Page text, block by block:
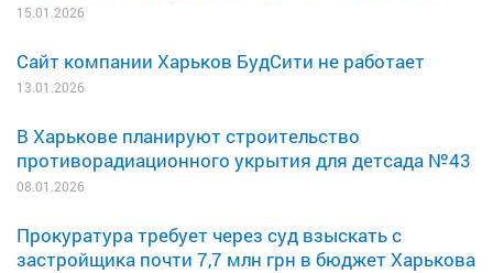
15.01.2026
Сайт компании Харьков БудСити не работает
13.01.2026
В Харькове планируют строительство
противорадиационного укрытия для детсада №43
08.01.2026
Прокуратура требует через суд взыскать с
застройщика почти 7,7 млн грн в бюджет Харькова